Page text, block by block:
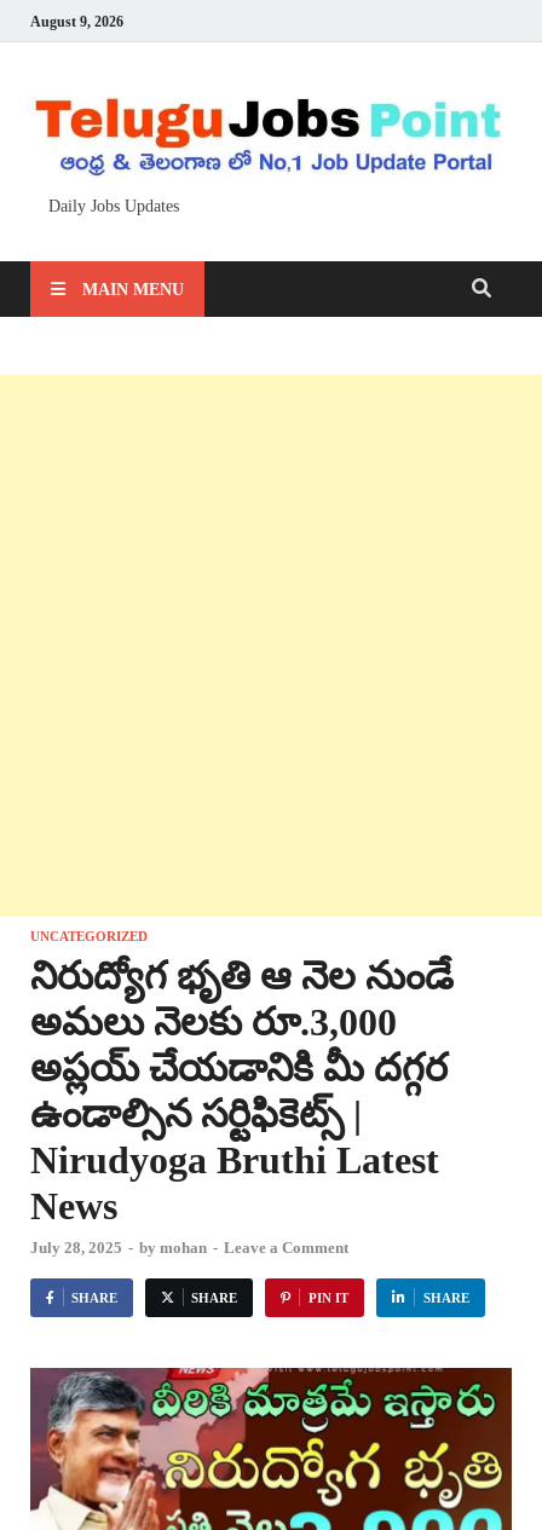
August 9, 2026
Daily Jobs Updates
MAIN MENU
UNCATEGORIZED
నిరుద్యోగ భృతి ఆ నెల నుండే
అమలు నెలకు రూ.3,000
అప్లయ్ చేయడానికి మీ దగ్గర
ఉండాల్సిన సర్టిఫికెట్స్ |
Nirudyoga Bruthi Latest
News
July 28, 2025 - by mohan - Leave a Comment
SHARE SHARE PIN IT SHARE